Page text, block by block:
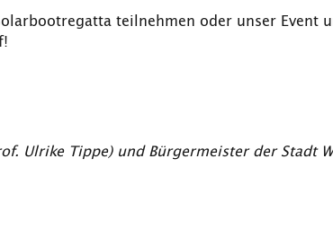
teilnehmen oder unser Event
Ulrike Tippe) und Bürgermeister der Stadt